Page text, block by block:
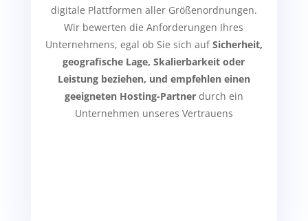
digitale Plattformen aller Größenordnungen.
Wir bewerten die Anforderungen Ihres
Unternehmens, egal ob Sie sich aufSicherheit,
geografische Lage, Skalierbarkeit oder
Leistung beziehen, und empfehlen einen
geeigneten Hosting-Partnerdurch ein
Unternehmen unseres Vertrauens